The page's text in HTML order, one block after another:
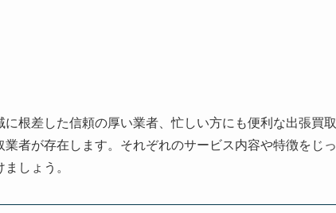
根差した信頼の厚い業者、忙しい方にも便利な出張買取
者が存在します。それぞれのサービス内容や特徴をじっ
しょう。